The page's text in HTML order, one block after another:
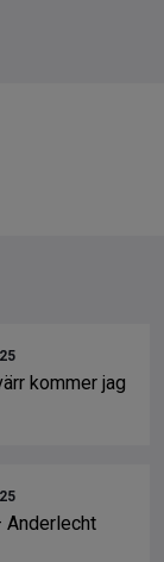
kommer jag
Anderlecht